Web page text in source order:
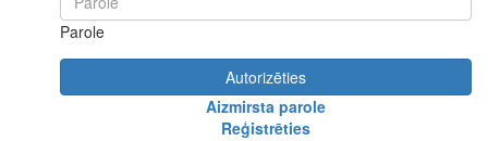
Parole
Autorizēties
Aizmirsta parole
Reģistrēties